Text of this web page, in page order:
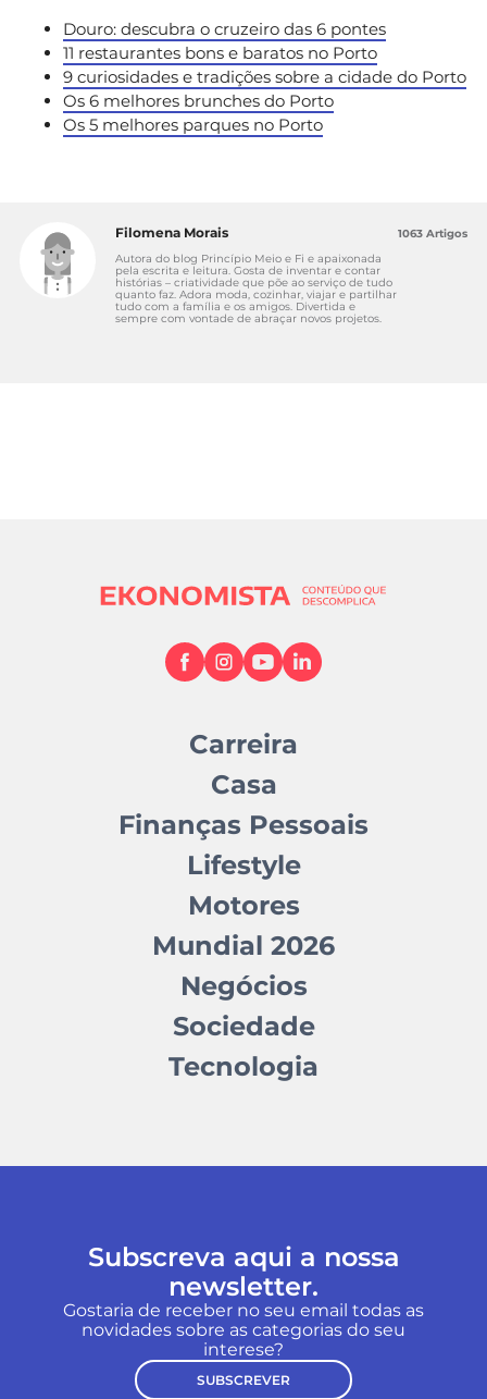
Douro: descubra o cruzeiro das 6 pontes
11 restaurantes bons e baratos no Porto
9 curiosidades e tradições sobre a cidade do Porto
Os 6 melhores brunches do Porto
Os 5 melhores parques no Porto
Filomena Morais
Autora do blog Princípio Meio e Fi e apaixonada
pela escrita e leitura. Gosta de inventar e contar
histórias – criatividade que põe ao serviço de tudo
quanto faz. Adora moda, cozinhar, viajar e partilhar
tudo com a família e os amigos. Divertida e
sempre com vontade de abraçar novos projetos.
1063 Artigos
Carreira
Casa
Finanças Pessoais
Lifestyle
Motores
Mundial 2026
Negócios
Sociedade
Tecnologia
Subscreva aqui a nossa
newsletter.
Gostaria de receber no seu email todas as
novidades sobre as categorias do seu
interese?
SUBSCREVER